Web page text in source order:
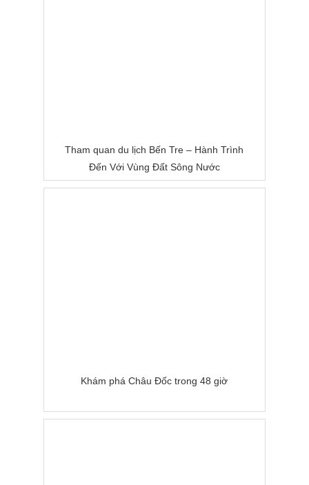
Tham quan du lịch Bến Tre – Hành Trình
Đến Với Vùng Đất Sông Nước
Khám phá Châu Đốc trong 48 giờ